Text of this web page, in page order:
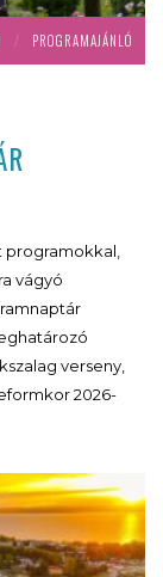
/ PROGRAMAJÁNLÓ
programokkal,
vágyó
verseny,
2026-